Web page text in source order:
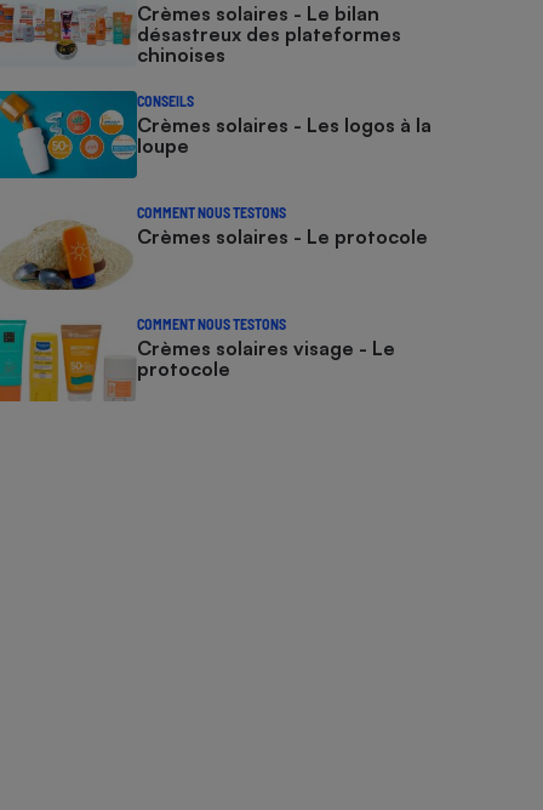
Crèmes solaires - Le bilan
désastreux des plateformes
chinoises
CONSEILS
Crèmes solaires - Les logos à la
loupe
COMMENT NOUS TESTONS
Crèmes solaires - Le protocole
COMMENT NOUS TESTONS
Crèmes solaires visage - Le
protocole